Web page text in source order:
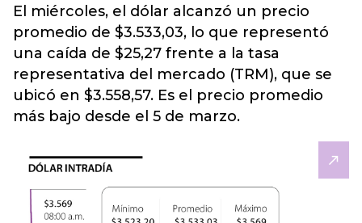
El miércoles, el dólar alcanzó un precio
promedio de $3.533,03, lo que representó
una caída de $25,27 frente a la tasa
representativa del mercado (TRM), que se
ubicó en $3.558,57. Es el precio promedio
más bajo desde el 5 de marzo.